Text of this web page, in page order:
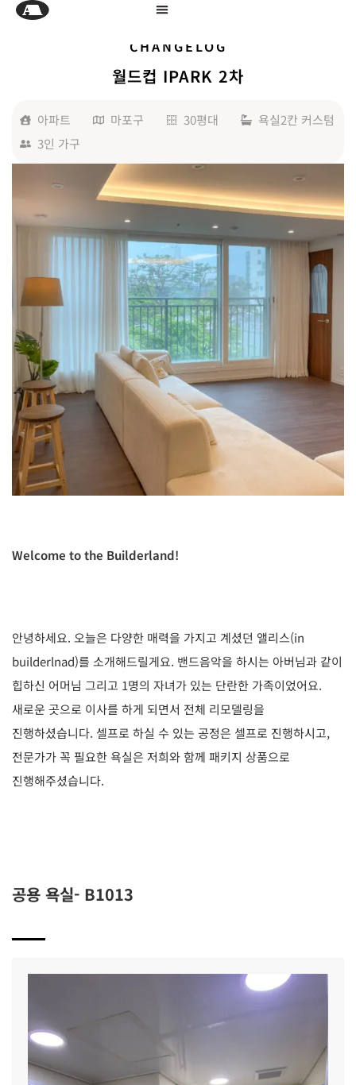
CHANGELOG
월드컵 IPARK 2차
아파트 마포구 30평대
욕실2칸 커스텀
3인 가구
Welcome to the Builderland!
안녕하세요. 오늘은 다양한 매력을 가지고 계셨던 앨리스(in
builderlnad)를 소개해드릴게요. 밴드음악을 하시는 아버님과 같이
힙하신 어머님 그리고 1명의 자녀가 있는 단란한 가족이었어요.
새로운 곳으로 이사를 하게 되면서 전체 리모델링을
진행하셨습니다. 셀프로 하실 수 있는 공정은 셀프로 진행하시고,
전문가가 꼭 필요한 욕실은 저희와 함께 패키지 상품으로
진행해주셨습니다.
공용 욕실- B1013